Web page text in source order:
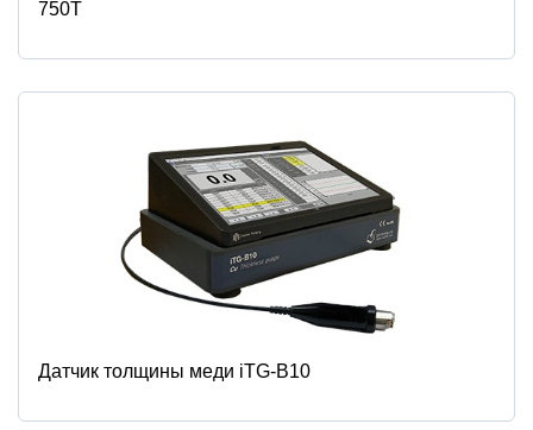
750T
Датчик толщины меди iTG-B10